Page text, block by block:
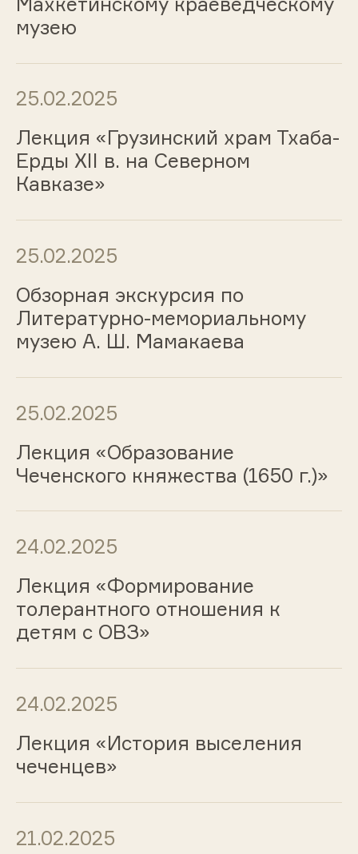
музею
25.02.2025
Лекция «Грузинский храм Тхаба-
Ерды XII в. на Северном
Кавказе»
25.02.2025
Обзорная экскурсия по
Литературно-мемориальному
музею А. Ш. Мамакаева
25.02.2025
Лекция «Образование
Чеченского княжества (1650 г.)»
24.02.2025
Лекция «Формирование
толерантного отношения к
детям с ОВЗ»
24.02.2025
Лекция «История выселения
чеченцев»
21.02.2025